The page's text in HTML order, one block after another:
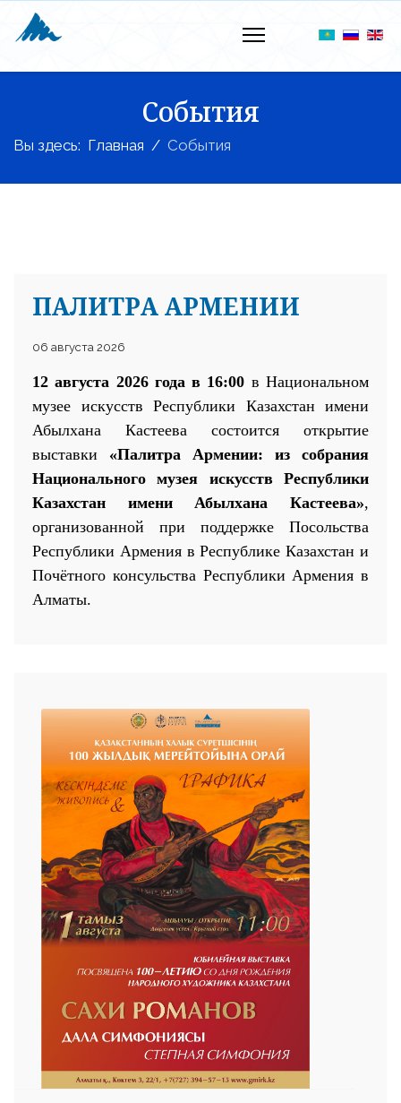
События
Вы здесь: Главная События
ПАЛИТРА АРМЕНИИ
06 августа 2026
12 августа 2026 года в 16:00 в Национальном
музее искусств Республики Казахстан имени
Абылхана Кастеева состоится открытие
выставки «Палитра Армении: из собрания
Национального музея искусств Республики
Казахстан имени Абылхана Кастеева»,
организованной при поддержке Посольства
Республики Армения в Республике Казахстан и
Почётного консульства Республики Армения в
Алматы.